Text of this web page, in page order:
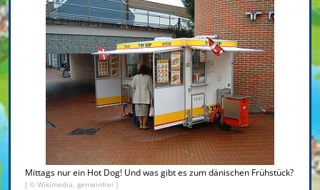
Mittags nur ein Hot Dog! Und was gibt es zum dänischen Frühstück?
[ © Wikimedia, gemeinfrei ]